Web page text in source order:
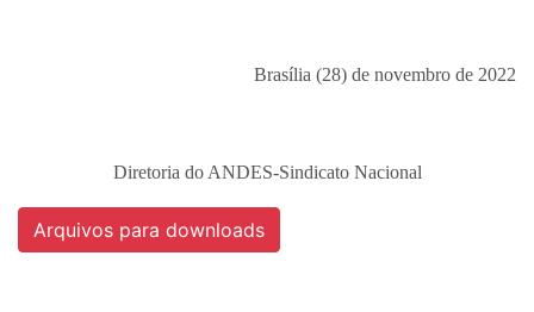
Brasília (28) de novembro de 2022
Diretoria do ANDES-Sindicato Nacional
Arquivos para downloads